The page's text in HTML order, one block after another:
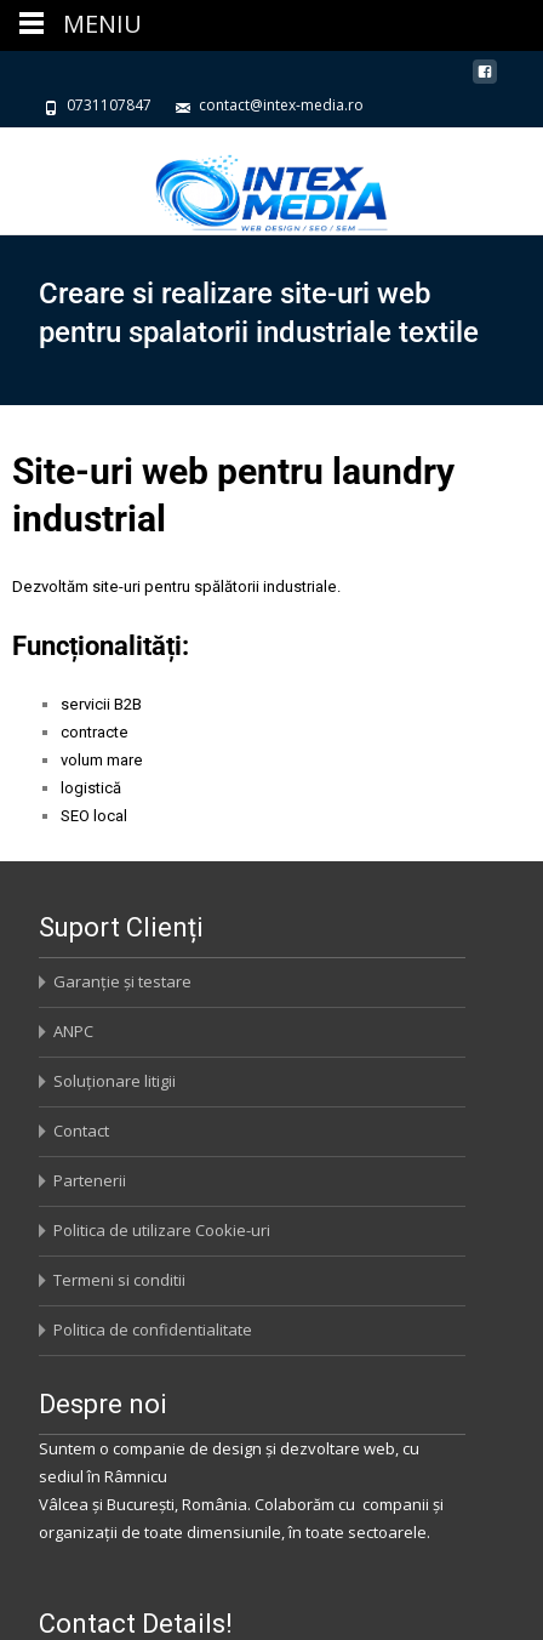
0731107847 contact@intex-media.ro
Creare si realizare site-uri web
pentru spalatorii industriale textile
Site-uri web pentru laundry
industrial
Dezvoltăm site-uri pentru spălătorii industriale.
Funcționalități:
servicii B2B
contracte
volum mare
logistică
SEO local
Suport Clienți
Garanție și testare
ANPC
Soluționare litigii
Contact
Partenerii
Politica de utilizare Cookie-uri
Termeni si conditii
Politica de confidentialitate
Despre noi
Suntem o companie de design și dezvoltare web, cu
sediulîn Râmnicu
Vâlcea și București,România. Colaborăm cu companii și
organizații de toate dimensiunile, în toate sectoarele.
Contact Details!
MENIU